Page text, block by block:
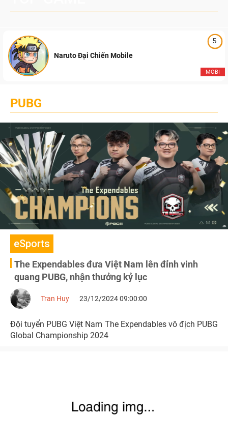
5
MOBI
Naruto Đại Chiến Mobile
PUBG
eSports
The Expendables đưa Việt Nam lên đỉnh vinh
quang PUBG, nhận thưởng kỷ lục
Tran Huy 23/12/2024 09:00:00
Đội tuyển PUBG Việt Nam The Expendables vô địch PUBG
Global Championship 2024